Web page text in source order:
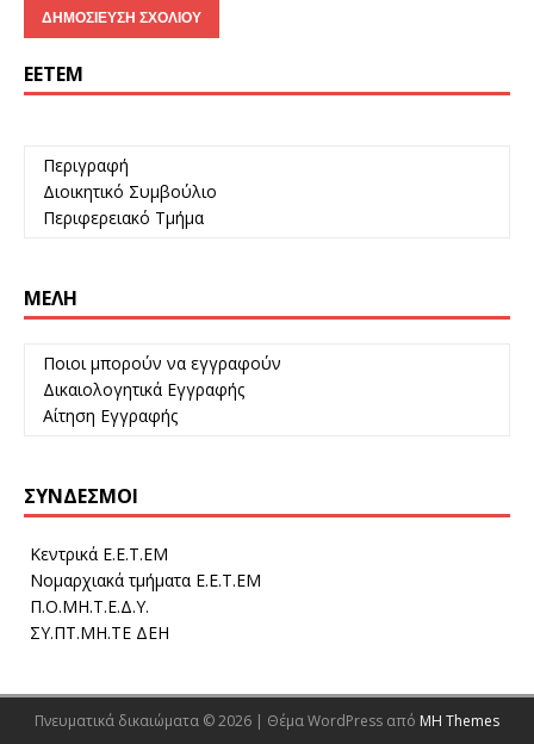
ΕΕΤΕΜ
Περιγραφή
Διοικητικό Συμβούλιο
Περιφερειακό Τμήμα
ΜΈΛΗ
Ποιοι μπορούν να εγγραφούν
Δικαιολογητικά Εγγραφής
Αίτηση Εγγραφής
ΣΎΝΔΕΣΜΟΙ
Κεντρικά Ε.Ε.Τ.ΕΜ
Νομαρχιακά τμήματα Ε.Ε.Τ.ΕΜ
Π.Ο.ΜΗ.Τ.Ε.Δ.Υ.
ΣΥ.ΠΤ.ΜΗ.ΤΕ ΔΕΗ
Πνευματικά δικαιώματα © 2026 | Θέμα WordPress από MH Themes